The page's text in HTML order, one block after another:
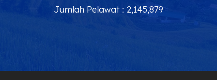
Jumlah Pelawat : 2,145,879